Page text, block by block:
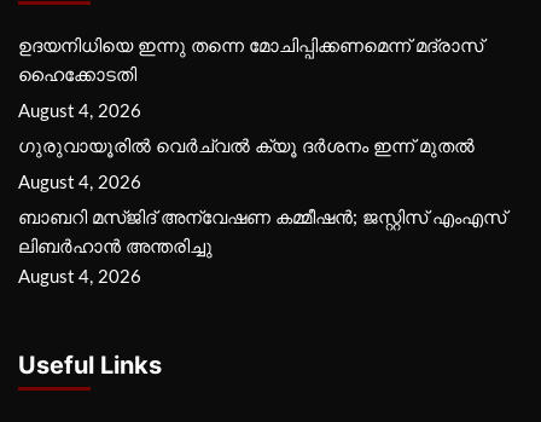
ഉദയനിധിയെ ഇന്നു തന്നെ മോചിപ്പിക്കണമെന്ന് മദ്രാസ്
ഹൈക്കോടതി
August 4, 2026
ഗുരുവായൂരില്‍ വെര്‍ച്വല്‍ ക്യൂ ദര്‍ശനം ഇന്ന് മുതല്‍
August 4, 2026
ബാബറി മസ്ജിദ് അന്വേഷണ കമ്മീഷന്‍; ജസ്റ്റിസ് എംഎസ്
ലിബര്‍ഹാന്‍ അന്തരിച്ചു
August 4, 2026
Useful Links